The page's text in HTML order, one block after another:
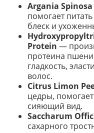
Argania
помогает
блеск и
Protein —
протеина
гладкость,
волос.
Citrus Limon
цедры,
сияющий вид.
Saccharum
сахарного